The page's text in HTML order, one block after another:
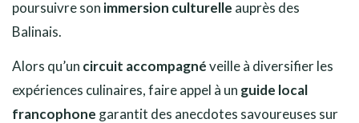
poursuivre son immersion culturelle auprès des
Balinais.
Alors qu’un circuit accompagnéveille à diversifier les
expériences culinaires, faire appel à un guide local
francophone garantit des anecdotes savoureuses sur